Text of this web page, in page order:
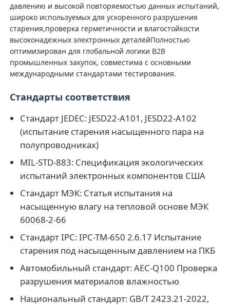
Машина для испытания на удар
Машина испытания на абразивное изнашивание
Оборудование для испытаний обуви
Оборудование для испытаний строительных
Оборудование для испытаний упаковки
Оборудование для испытания клеев
машина для испытания ткани
Регулятор температуры и влажности
давлению и высокой повторяемостью данных испытаний,
широко используемых для ускоренного разрушения
старения,проверка герметичности и влагостойкости
высоконадежных электронных деталейПолностью
оптимизирован для глобальной логики B2B
промышленных закупок, совместима с основными
международными стандартами тестирования.
Стандарты соответствия
Стандарт JEDEC: JESD22-A101, JESD22-A102
(испытание старения насыщенного пара на
полупроводниках)
MIL-STD-883: Спецификация экологических
испытаний электронных компонентов США
Стандарт МЭК: Статья испытания на
насыщенную влагу на тепловой основе МЭК
60068-2-66
Стандарт IPC: IPC-TM-650 2.6.17 Испытание
старения под насыщенным давлением на ПКБ
Автомобильный стандарт: AEC-Q100 Проверка
разрушения материалов влажностью
Национальный стандарт: GB/T 2423.21-2022,